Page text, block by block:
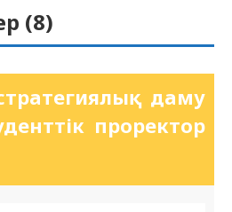
(8)
даму
проректор